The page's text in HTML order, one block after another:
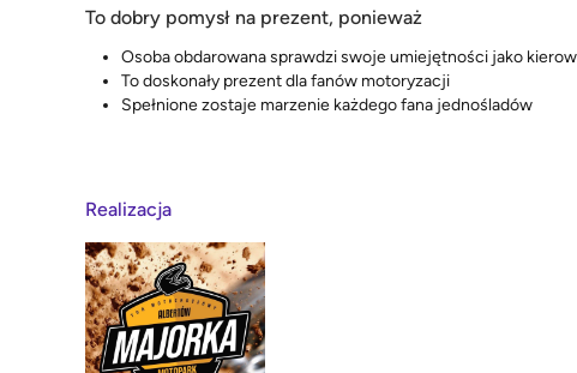
To dobry pomysł na prezent, ponieważ
Osoba obdarowana sprawdzi swoje umiejętności jako
To doskonały prezent dla fanów motoryzacji
Spełnione zostaje marzenie każdego fana jednośladów
Realizacja